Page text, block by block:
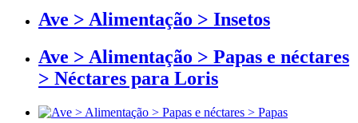
Ave > Alimentação > Insetos
Ave > Alimentação > Papas e néctares
> Néctares para Loris